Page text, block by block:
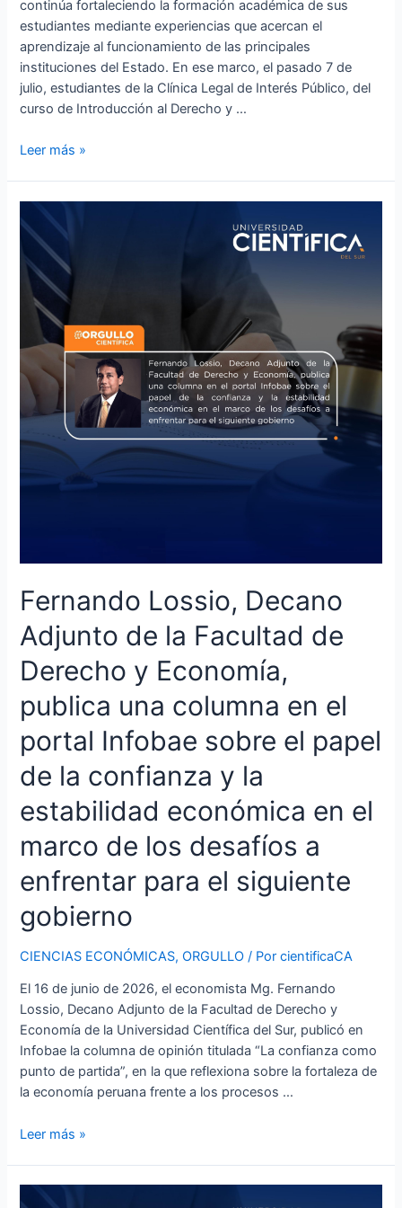
continúa fortaleciendo la formación académica de sus
estudiantes mediante experiencias que acercan el
aprendizaje al funcionamiento de las principales
instituciones del Estado. En ese marco, el pasado 7 de
julio, estudiantes de la Clínica Legal de Interés Público, del
curso de Introducción al Derecho y …
Leer más »
Fernando Lossio, Decano
Adjunto de la Facultad de
Derecho y Economía,
publica una columna en el
portal Infobae sobre el papel
de la confianza y la
estabilidad económica en el
marco de los desafíos a
enfrentar para el siguiente
gobierno
CIENCIAS ECONÓMICAS,ORGULLO / PorcientificaCA
El 16 de junio de 2026, el economista Mg. Fernando
Lossio, Decano Adjunto de la Facultad de Derecho y
Economía de la Universidad Científica del Sur, publicó en
Infobae la columna de opinión titulada “La confianza como
punto de partida”, en la que reflexiona sobre la fortaleza de
la economía peruana frente a los procesos …
Fernando
Lossio,
Decano
Adjunto
de
Facultad
Derecho
Economía,
publica
columna
Infobae
el
papel
de
la
confianza
y
la
estabilidad
económica
en
el
de
los
desafíos
a
enfrentar
para
siguiente
gobierno
Leer más »
Aníbal